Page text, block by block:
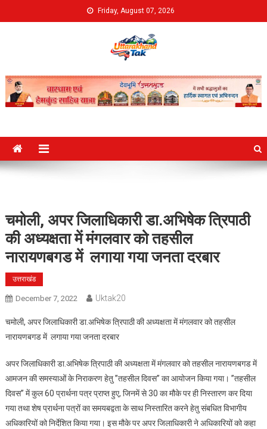
to
Friday, August 07, 2026
Uttarakhand Tak
चमोली, अपर जिलाधिकारी डा.अभिषेक त्रिपाठी
की अध्यक्षता में मंगलवार को तहसील
नारायणबगड में लगाया गया जनता दरबार
उत्तराखंड
December 7, 2022 Uktak20
चमोली, अपर जिलाधिकारी डा.अभिषेक त्रिपाठी की अध्यक्षता में मंगलवार को तहसील
नारायणबगड में लगाया गया जनता दरबार
अपर जिलाधिकारी डा.अभिषेक त्रिपाठी की अध्यक्षता में मंगलवार को तहसील नारायणबगड में
आमजन की समस्याओं के निराकरण हेतु ’’तहसील दिवस’’ का आयोजन किया गया। ’’तहसील
दिवस’’ में कुल 60 प्रार्थना पत्र प्राप्त हुए, जिनमें से 30 का मौके पर ही निस्तारण कर दिया
गया तथा शेष प्रार्थना पत्रों का समयबद्वता के साथ निस्तारित करने हेतु संबधित विभागीय
अधिकारियों को निर्देशित किया गया। इस मौके पर अपर जिलाधिकारी ने अधिकारियों को कहा